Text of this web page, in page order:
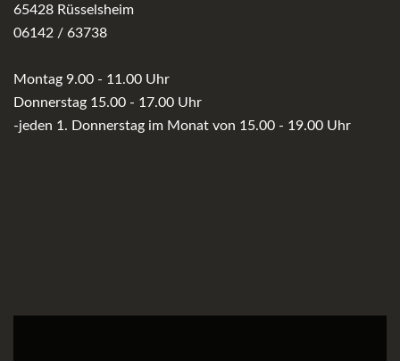
65428 Rüsselsheim
06142 / 63738
Montag 9.00 - 11.00 Uhr
Donnerstag 15.00 - 17.00 Uhr
-jeden 1. Donnerstag im Monat von 15.00 - 19.00 Uhr